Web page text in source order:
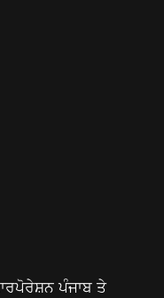
ਪੰਜਾਬ ਤੇ